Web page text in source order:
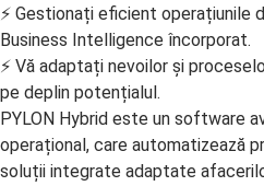
⚡ Gestionați eficient operațiunile
Business Intelligence încorporat.
⚡ Vă adaptați nevoilor și
pe deplin potențialul.
PYLON Hybrid este un software
operațional, care automatizează
soluții integrate adaptate